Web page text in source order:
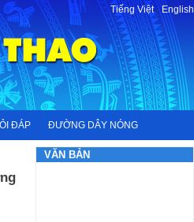
Tiếng Việt-English
ĐÁP ĐƯỜNG DÂY NÓNG
VĂN BẢN